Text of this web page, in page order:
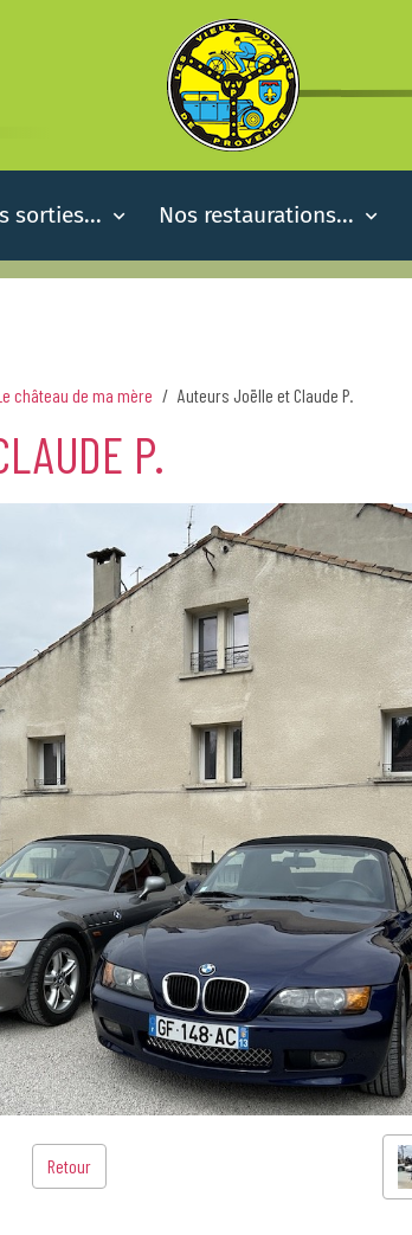
sorties... Nos restaurations...
château de ma mère Auteurs Joëlle et Claude P.
P.
Retour